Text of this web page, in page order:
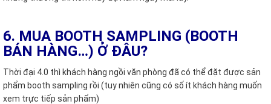
6. MUA BOOTH SAMPLING (BOOTH
BÁN HÀNG…) Ở ĐÂU?
Thời đại 4.0 thì khách hàng ngồi văn phòng đã có thể đặt được sản
phẩm booth sampling rồi (tuy nhiên cũng có số ít khách hàng muốn
xem trực tiếp sản phẩm)